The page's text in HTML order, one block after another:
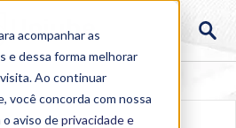
acompanhar as
e dessa forma melhorar
Ao continuar
você concorda com nossa
o aviso deprivacidade e